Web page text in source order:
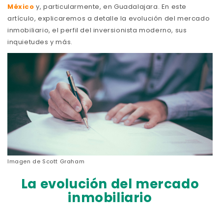
México y, particularmente, en Guadalajara. En este
artículo, explicaremos a detalle la evolución del mercado
inmobiliario, el perfil del inversionista moderno, sus
inquietudes y más.
Imagen de Scott Graham
La evolución del mercado
inmobiliario